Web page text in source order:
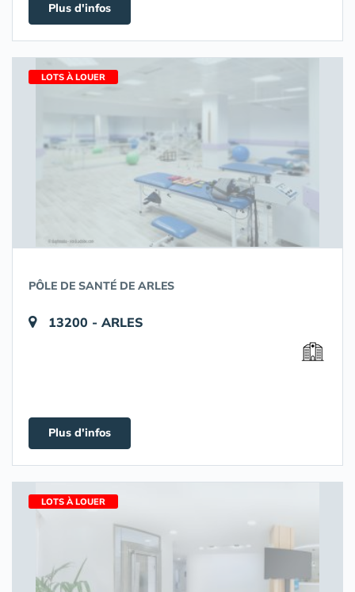
Plus d'infos
LOTS À LOUER
PÔLE DE SANTÉ DE ARLES
13200 - ARLES
Plus d'infos
LOTS À LOUER